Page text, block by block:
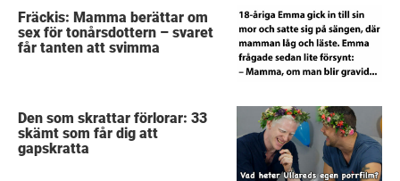
Fräckis: Mamma berättar om
sex för tonårsdottern – svaret
får tanten att svimma
Den som skrattar förlorar: 33
skämt som får dig att
gapskratta